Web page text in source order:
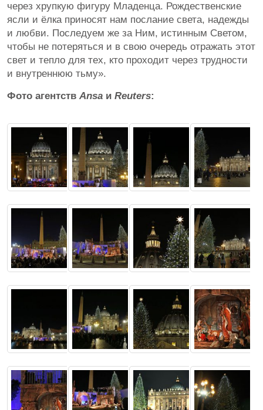
через хрупкую фигуру Младенца. Рождественские
ясли и ёлка приносят нам послание света, надежды
и любви. Последуем же за Ним, истинным Светом,
чтобы не потеряться и в свою очередь отражать этот
свет и тепло для тех, кто проходит через трудности
и внутреннюю тьму».
Фото агентств Ansa и Reuters: